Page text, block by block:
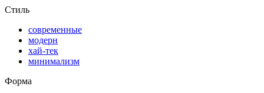
Стиль
современные
модерн
хай-тек
минимализм
Форма